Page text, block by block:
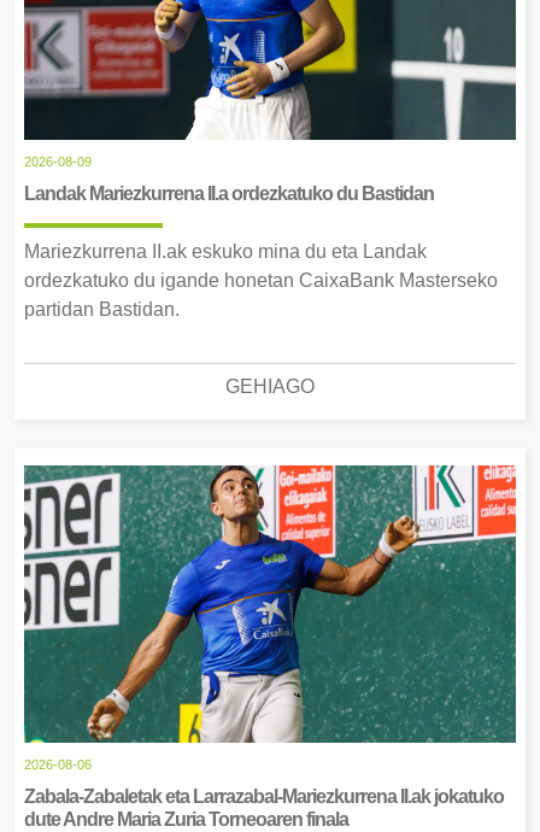
2026-08-09
Landak Mariezkurrena II.a ordezkatuko du Bastidan
Mariezkurrena II.ak eskuko mina du eta Landak
ordezkatuko du igande honetan CaixaBank Masterseko
partidan Bastidan.
GEHIAGO
2026-08-06
Zabala-Zabaletak eta Larrazabal-Mariezkurrena II.ak jokatuko
dute Andre Maria Zuria Torneoaren finala